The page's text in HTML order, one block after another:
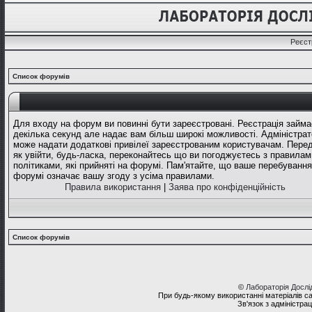
Список форумів
Для входу на форум ви повинні бути зареєстровані. Реєстрація
декілька секунд але надає вам більш широкі можливості.
може надати додаткові привілеї зареєстрованим користувачам.
як увійти, будь-ласка, переконайтесь що ви погоджуєтесь з
політиками, які прийняті на форумі. Пам'ятайте, що ваше
форумі означає вашу згоду з усіма правилами.
Правила використання
Заява про конфіденційність
Список форумів
© Лабораторія
При будь-якому використанні матеріалів
Зв'язок з